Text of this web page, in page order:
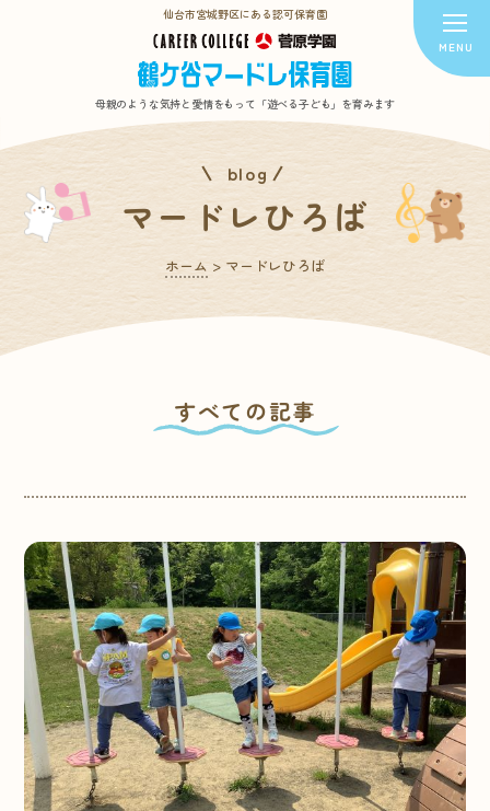
仙台市宮城野区にある認可保育園
母親のような気持と愛情をもって 「遊べる子ども」を育みます
blog
マードレひろば
ホーム > マードレひろば
すべての記事